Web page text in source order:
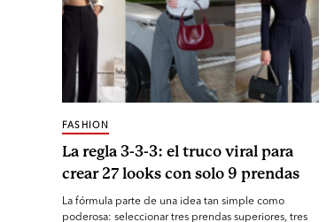
La regla 3-3-3: el truco viral para
crear 27 looks con solo 9 prendas
FASHION
La fórmula parte de una idea tan simple como
poderosa: seleccionar tres prendas superiores, tres